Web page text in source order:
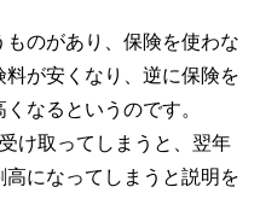
のがあり、保険を使わな
が安くなり、逆に保険を
なるというのです。
け取ってしまうと、翌年
になってしまうと説明を